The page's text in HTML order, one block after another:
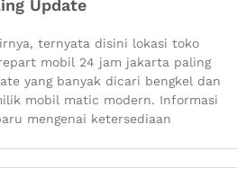
Update
ternyata disini lokasi toko
mobil 24 jam jakarta paling
yang banyak dicari bengkel dan
mobil matic modern. Informasi
mengenai ketersediaan